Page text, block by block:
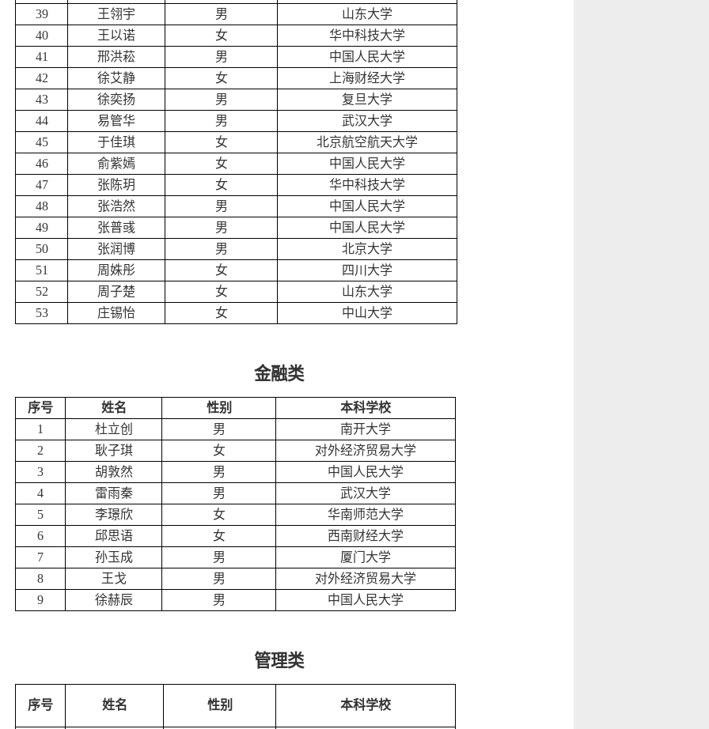
39
王翎宇 男
山东大学
40
王以诺 女
华中科技大学
41
邢洪菘 男
中国人民大学
42
徐艾静 女
上海财经大学
43
徐奕扬 男
复旦大学
44
易管华 男
武汉大学
45
于佳琪 女
北京航空航天大学
46
俞紫嫣 女
中国人民大学
47
张陈玥 女
华中科技大学
48
张浩然 男
中国人民大学
49
张普彧 男
中国人民大学
50
张润博 男
北京大学
51
周姝彤 女
四川大学
52
周子楚 女
山东大学
53
庄锡怡 女 中山大学
金融类
序号 姓名 性别
本科学校
1
杜立创 男
南开大学
2
耿子琪 女
对外经济贸易大学
3
胡敦然 男
中国人民大学
4
雷雨秦 男
武汉大学
5
李璟欣 女
华南师范大学
6
邱思语 女
西南财经大学
7
孙玉成 男
厦门大学
8
王戈 男
对外经济贸易大学
9
徐赫辰 男 中国人民大学
管理类
序号 姓名 性别 本科学校